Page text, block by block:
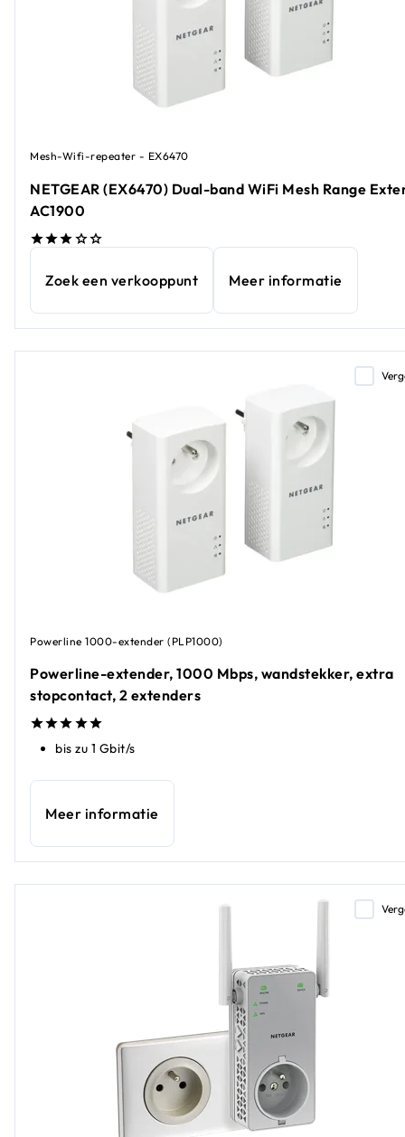
Mesh-Wifi-repeater - EX6470
NETGEAR (EX6470) Dual-band WiFi Mesh Range
AC1900
Zoek een verkooppunt Meer informatie
Powerline 1000-extender (PLP1000)
Powerline-extender, 1000 Mbps, wandstekker, extra
stopcontact, 2 extenders
bis zu 1 Gbit/s
Meer informatie